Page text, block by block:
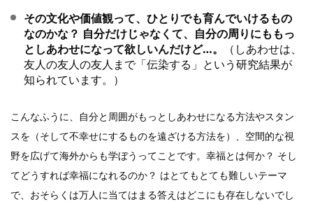
その文化や価値観って、ひとりでも育んでいけるもの
なのかな？ 自分だけじゃなくて、自分の周りにももっ
としあわせになって欲しいんだけど…。
（しあわせは、
友人の友人の友人まで「伝染する」という研究結果が
知られています。）
こんなふうに、自分と周囲がもっとしあわせになる方法やスタン
スを（そして不幸せにするものを遠ざける方法を）、空間的な視
野を広げて海外からも学ぼうってことです。幸福とは何か？ そし
てどうすれば幸福になれるのか？ はとてもとても難しいテーマ
で、おそらくは万人に当てはまる答えはどこにも存在しないでし